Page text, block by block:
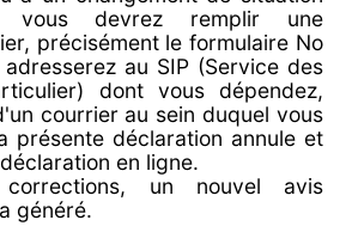
vous devrez remplir une
précisément le formulaire No
au SIP (Service des
dont vous dépendez,
courrier au sein duquel vous
présente déclaration annule et
en ligne.
un nouvel avis
généré.